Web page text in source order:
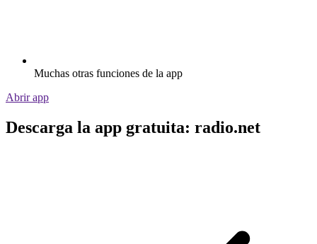
Muchas otras funciones de la app
Abrir app
Descarga la app gratuita: radio.net